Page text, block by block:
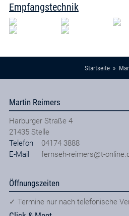
Empfangstechnik
Startseite
Martin Reimers
Harburger Straße 4
21435 Stelle
Telefon
04174 3888
E-Mail
fernseh-reimers@t-
Öffnungszeiten
✓ Termine nur nach telefonische